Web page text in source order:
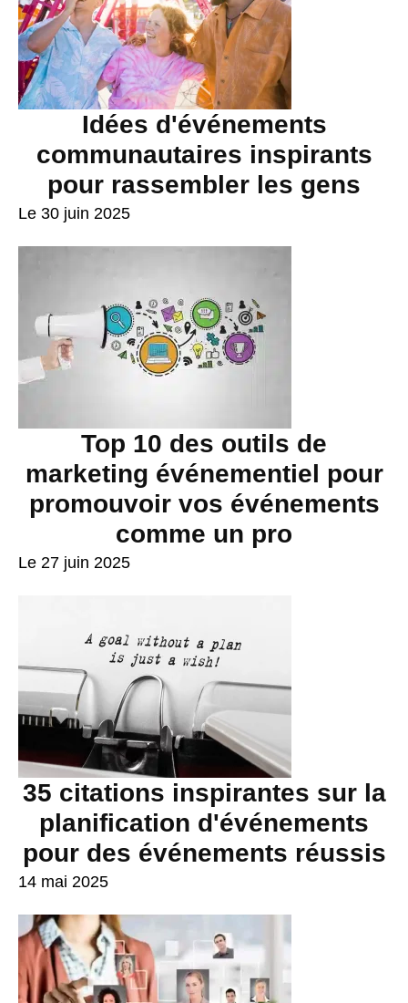
Idées d'événements
communautaires inspirants
pour rassembler les gens
Le 30 juin 2025
Top 10 des outils de
marketing événementiel pour
promouvoir vos événements
comme un pro
Le 27 juin 2025
35 citations inspirantes sur la
planification d'événements
pour des événements réussis
14 mai 2025